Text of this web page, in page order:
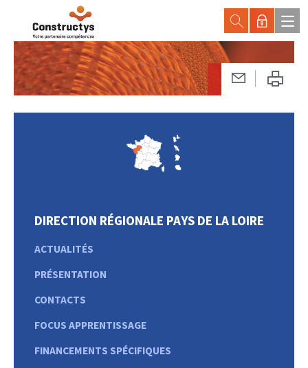
DIRECTION RÉGIONALE PAYS DE LA LOIRE
ACTUALITÉS
PRÉSENTATION
CONTACTS
FOCUS APPRENTISSAGE
FINANCEMENTS SPÉCIFIQUES